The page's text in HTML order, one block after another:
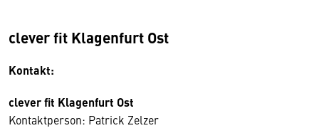
clever fit Klagenfurt Ost
Kontakt:
clever fit Klagenfurt Ost
Kontaktperson: Patrick Zelzer